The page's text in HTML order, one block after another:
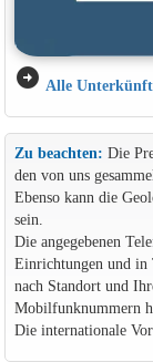
arrow_circle_right Alle
Zu beachten: Die
den von uns
Ebenso kann die
sein.
Die angegebenen
Einrichtungen und
nach Standort und
Mobilfunknummern
Die internationale